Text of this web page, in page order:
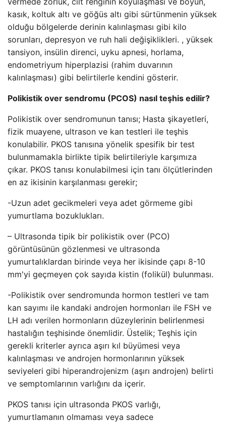
kasık, koltuk altı ve göğüs altı gibi sürtünmenin yüksek
olduğu bölgelerde derinin kalınlaşması gibi kilo
sorunları, depresyon ve ruh hali değişiklikleri. , yüksek
tansiyon, insülin direnci, uyku apnesi, horlama,
endometriyum hiperplazisi (rahim duvarının
kalınlaşması) gibi belirtilerle kendini gösterir.
Polikistik over sendromu (PCOS) nasıl teşhis edilir?
Polikistik over sendromunun tanısı; Hasta şikayetleri,
fizik muayene, ultrason ve kan testleri ile teşhis
konulabilir. PKOS tanısına yönelik spesifik bir test
bulunmamakla birlikte tipik belirtileriyle karşımıza
çıkar. PKOS tanısı konulabilmesi için tanı ölçütlerinden
en az ikisinin karşılanması gerekir;
-Uzun adet gecikmeleri veya adet görmeme gibi
yumurtlama bozuklukları.
– Ultrasonda tipik bir polikistik over (PCO)
görüntüsünün gözlenmesi ve ultrasonda
yumurtalıklardan birinde veya her ikisinde çapı 8-10
mm'yi geçmeyen çok sayıda kistin (folikül) bulunması.
-Polikistik over sendromunda hormon testleri ve tam
kan sayımı ile kandaki androjen hormonları ile FSH ve
LH adı verilen hormonların düzeylerinin belirlenmesi
hastalığın teşhisinde önemlidir. Üstelik; Teşhis için
gerekli kriterler ayrıca aşırı kıl büyümesi veya
kalınlaşması ve androjen hormonlarının yüksek
seviyeleri gibi hiperandrojenizm (aşırı androjen) belirti
ve semptomlarının varlığını da içerir.
PKOS tanısı için ultrasonda PKOS varlığı,
yumurtlamanın olmaması veya sadece